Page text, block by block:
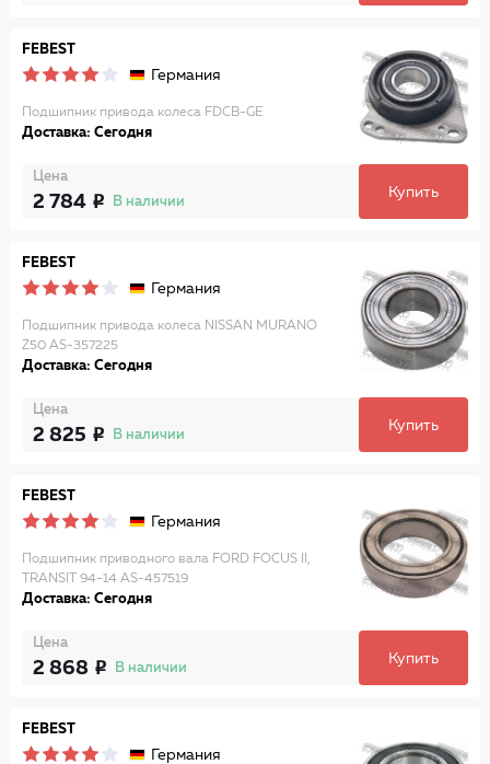
FEBEST
Германия
Подшипник привода колеса FDCB-GE
Доставка: Сегодня
Цена
2 784 В наличии
Купить
FEBEST
Германия
Подшипник привода колеса NISSAN MURANO
Z50 AS-357225
Доставка: Сегодня
Цена
2 825 В наличии
Купить
FEBEST
Германия
Подшипник приводного вала FORD FOCUS II,
TRANSIT 94-14 AS-457519
Доставка: Сегодня
Цена
2 868 В наличии
Купить
FEBEST
Германия